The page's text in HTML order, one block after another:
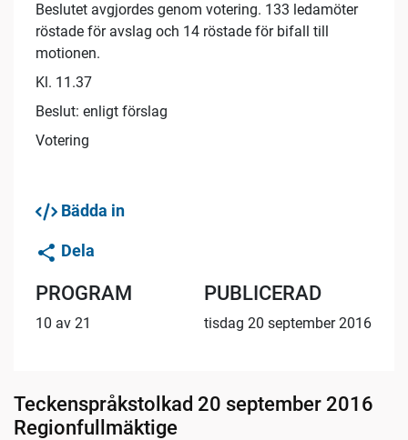
Beslutet avgjordes genom votering. 133 ledamöter
röstade för avslag och 14 röstade för bifall till
motionen.
Kl. 11.37
Beslut: enligt förslag
Votering
Bädda in
Dela
PROGRAM
10 av 21
PUBLICERAD
tisdag 20 september 2016
Teckenspråkstolkad 20 september 2016
Regionfullmäktige